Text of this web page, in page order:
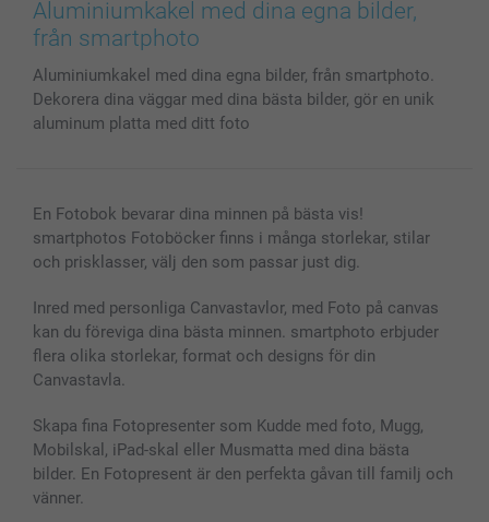
Skal till Mobil & Surfplatta
Fotoalmanackor & Fotoagenda
Fotoramar & Tillbehör
Sitemap
Investor Relations
smartbonus
Status på beställningar
Aluminiumkakel med dina egna bilder,
från smartphoto
Aluminiumkakel med dina egna bilder, från smartphoto.
Dekorera dina väggar med dina bästa bilder, gör en unik
aluminum platta med ditt foto
En Fotobok bevarar dina minnen på bästa vis!
smartphotos Fotoböcker finns i många storlekar, stilar
och prisklasser, välj den som passar just dig.
Inred med personliga Canvastavlor, med Foto på canvas
kan du föreviga dina bästa minnen. smartphoto erbjuder
flera olika storlekar, format och designs för din
Canvastavla.
Skapa fina Fotopresenter som Kudde med foto, Mugg,
Mobilskal, iPad-skal eller Musmatta med dina bästa
bilder. En Fotopresent är den perfekta gåvan till familj och
vänner.